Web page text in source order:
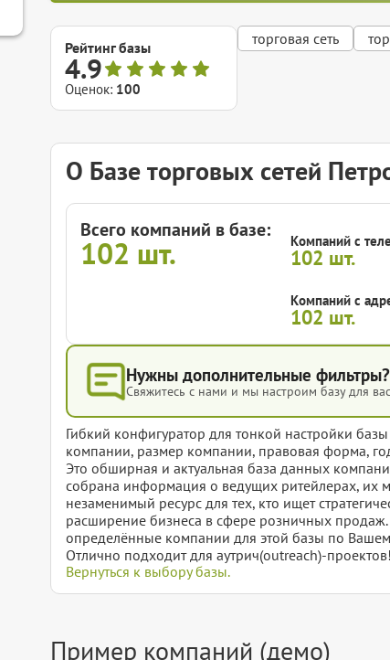
Рейтинг базы
4.9
Оценок: 100
торговая сеть
О Базе торговых сетей
Всего компаний в базе:
102 шт. Компаний с
102 шт.
Компаний с
102 шт.
Нужны дополнительные фильтры?
Свяжитесь с нами и мы настроим базу для вас
Гибкий конфигуратор для тонкой настройки
компании, размер компании, правовая форма,
Это обширная и актуальная база данных
собрана информация о ведущих ритейлерах, их
незаменимый ресурс для тех, кто ищет
расширение бизнеса в сфере розничных продаж.
определённые компании для этой базы по
Отлично подходит для аутрич(outreach)-проектов!
Вернуться к выбору базы.
Пример компаний (демо)